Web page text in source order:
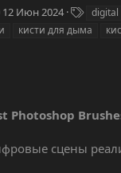
Д
а
д
и
12 Июн 2024
е
digital
кисти для дыма
Photoshop
сцены